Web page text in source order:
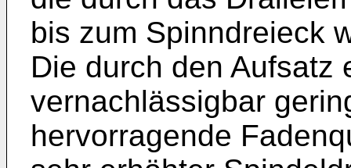
bis zum Spinndreieck
Die durch den Aufsatz
vernachlässigbar
hervorragende